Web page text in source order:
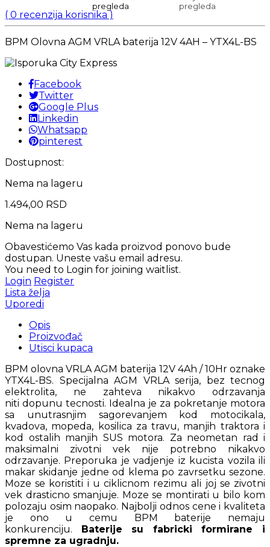
( 0 recenzija korisnika )
BPM Olovna AGM VRLA baterija 12V 4AH – YTX4L-BS
Facebook
Twitter
Google Plus
Linkedin
Whatsapp
pinterest
Dostupnost:
Nema na lageru
1.494,00 RSD
Nema na lageru
Obavestićemo Vas kada proizvod ponovo bude
dostupan. Uneste vašu email adresu.
You need to Login for joining waitlist.
Login Register
Lista želja
Uporedi
Opis
Proizvođač
Utisci kupaca
BPM olovna VRLA AGM baterija 12V 4Ah / 10Hr oznake
YTX4L-BS. Specijalna AGM VRLA serija, bez tecnog
elektrolita, ne zahteva nikakvo odrzavanja
niti dopunu tecnosti. Idealna je za pokretanje motora
sa unutrasnjim sagorevanjem kod motocikala,
kvadova, mopeda, kosilica za travu, manjih traktora i
kod ostalih manjih SUS motora. Za neometan rad i
maksimalni zivotni vek nije potrebno nikakvo
odrzavanje. Preporuka je vadjenje iz kucista vozila ili
makar skidanje jedne od klema po zavrsetku sezone.
Moze se koristiti i u ciklicnom rezimu ali joj se zivotni
vek drasticno smanjuje. Moze se montirati u bilo kom
polozaju osim naopako. Najbolji odnos cene i kvaliteta
je ono u cemu BPM baterije nemaju
konkurenciju. Baterije su fabricki formirane i
spremne za ugradnju.